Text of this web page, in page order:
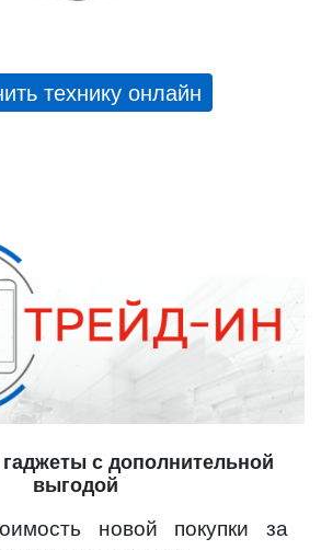
технику онлайн
с дополнительной
выгодой
новой покупки за